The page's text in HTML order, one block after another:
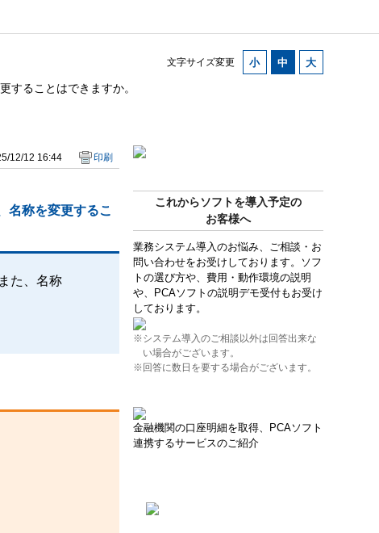
文字サイズ変更
することはできますか。
これからソフトを導入予定の
お客様へ
業務システム導入のお悩み、ご相談・お
問い合わせをお受けしております。ソフ
トの選び方や、費用・動作環境の説明
や、PCAソフトの説明デモ受付もお受け
しております。
※システム導入のご相談以外は回答出来な
い場合がございます。
※回答に数日を要する場合がございます。
金融機関の口座明細を取得、PCAソフト
連携するサービスのご紹介
12/12 16:44 印刷
名称を変更するこ
た、名称